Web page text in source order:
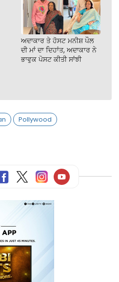
ਅਦਾਕਾਰ ਤੇ ਹੋਸਟ ਮਨੀਸ਼ ਪੌਲ
ਦੀ ਮਾਂ ਦਾ ਦਿਹਾਂਤ, ਅਦਾਕਾਰ ਨੇ
ਭਾਵੁਕ ਪੋਸਟ ਕੀਤੀ ਸਾਂਝੀ
Pollywood